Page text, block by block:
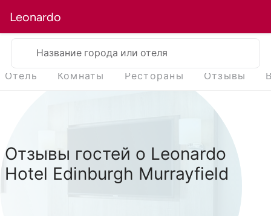
Leonardo
Название города или отеля
Отель Комнаты Рестораны Отзывы
Отзывы гостей о Leonardo
Hotel Edinburgh Murrayfield